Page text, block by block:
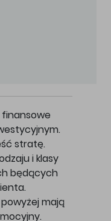
stratę.
i klasy
będących
mają